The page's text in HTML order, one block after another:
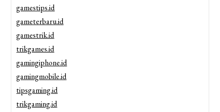
gamestips.id
gameterbaru.id
gamestrik.id
trikgames.id
gamingiphone.id
gamingmobile.id
tipsgaming.id
trikgaming.id